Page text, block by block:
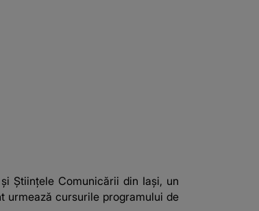
Științele Comunicării din Iași, un
urmează cursurile programului de